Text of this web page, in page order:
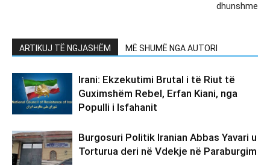
dhunshme
ARTIKUJ TË NGJASHËM MË SHUMË NGA AUTORI
Irani: Ekzekutimi Brutal i të Riut të
Guximshëm Rebel, Erfan Kiani, nga
Populli i Isfahanit
Burgosuri Politik Iranian Abbas Yavari u
Torturua deri në Vdekje në Paraburgim